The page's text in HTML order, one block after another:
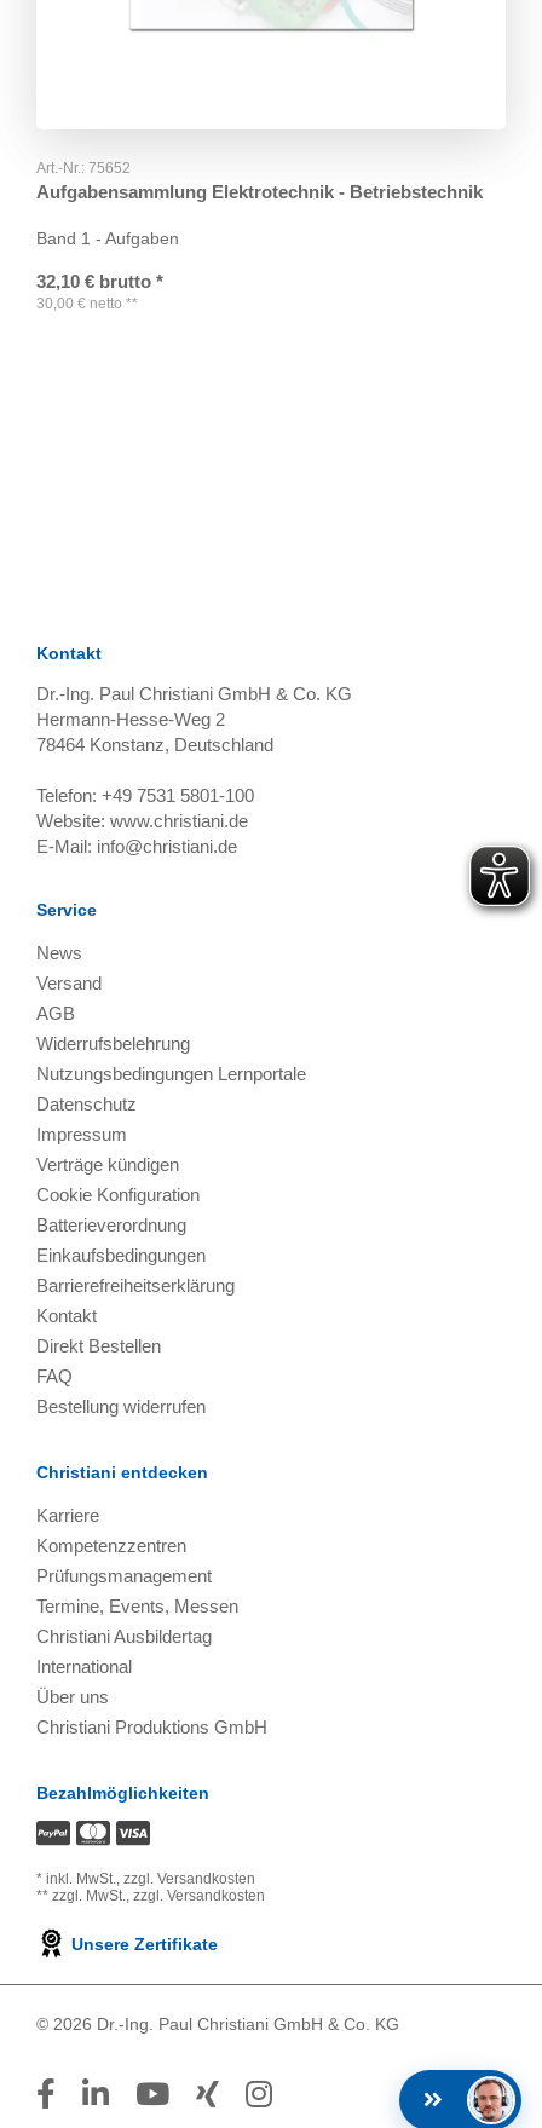
Art.-Nr.: 75652
Aufgabensammlung Elektrotechnik - Betriebstechnik
Band 1 - Aufgaben
32,10 € brutto *
30,00 € netto **
Kontakt
Dr.-Ing. Paul Christiani GmbH & Co. KG
Hermann-Hesse-Weg 2
78464 Konstanz, Deutschland
Telefon: +49 7531 5801-100
Website: www.christiani.de
E-Mail: info@christiani.de
Service
News
Versand
AGB
Widerrufsbelehrung
Nutzungsbedingungen Lernportale
Datenschutz
Impressum
Verträge kündigen
Cookie Konfiguration
Batterieverordnung
Einkaufsbedingungen
Barrierefreiheitserklärung
Kontakt
Direkt Bestellen
FAQ
Bestellung widerrufen
Christiani entdecken
Karriere
Kompetenzzentren
Prüfungsmanagement
Termine, Events, Messen
Christiani Ausbildertag
International
Über uns
Christiani Produktions GmbH
Bezahlmöglichkeiten
* inkl. MwSt., zzgl. Versandkosten
** zzgl. MwSt., zzgl. Versandkosten
Unsere Zertifikate
© 2026 Dr.-Ing. Paul Christiani GmbH & Co. KG